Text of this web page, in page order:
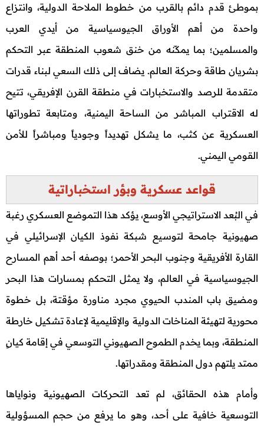
بموطئ قدم دائم بالقرب من خطوط الملاحة الدولية، وانتزاع
واحدة من أهم الأوراق الجيوسياسية من أيدي العرب
والمسلمين؛ بما يمكّنه من خنق شعوب المنطقة عبر التحكم
بشريان طاقة وحركة العالم. يضاف إلى ذلك السعي لبناء قدرات
متقدمة للرصد والاستخبارات في منطقة القرن الإفريقي، تتيح
له الاقتراب المباشر من الساحة اليمنية، ومتابعة تطوراتها
العسكرية عن كثب، ما يشكل تهديداً وجودياً ومباشراً للأمن
القومي اليمني.
قواعد عسكرية وبؤر استخباراتية
في البُعد الاستراتيجي الأوسع، يؤكد هذا التموضع العسكري رغبة
صهيونية جامحة لتوسيع شبكة نفوذ الكيان الإسرائيلي في
القارة الأفريقية وجنوب البحر الأحمر؛ بوصفه أحد أهم المسارح
الجيوسياسية في العالم، ولا يمثل التحكم بمسارات هذا البحر
ومضيق باب المندب الحيوي مجرد مناورة مؤقتة، بل خطوة
محورية لتهيئة المناخات الدولية والإقليمية لإعادة تشكيل خارطة
المنطقة، وبما يخدم الطموح الصهيوني التوسعي في إقامة كيانٍ
ممتد يلتهم دول المنطقة ومقدراتها.
وأمام هذه الحقائق، لم تعد التحركات الصهيونية ونواياها
التوسعية خافية على أحد، وهو ما يرفع من حجم المسؤولية